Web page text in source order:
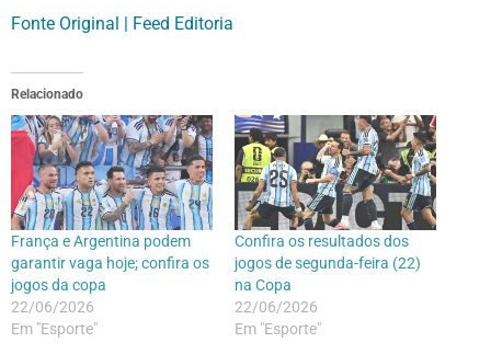
Fonte Original | Feed Editoria
Relacionado
França e Argentina podem
garantir vaga hoje; confira os
jogos da copa
22/06/2026
Em "Esporte"
Confira os resultados dos
jogos de segunda-feira (22)
na Copa
22/06/2026
Em "Esporte"